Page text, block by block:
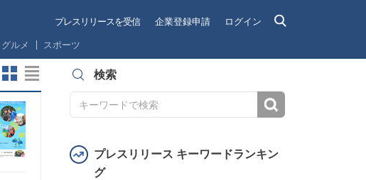
プレスリリースを受信 企業登録申請 ログイン
グルメ スポーツ
検索
プレスリリース キーワードランキン
グ